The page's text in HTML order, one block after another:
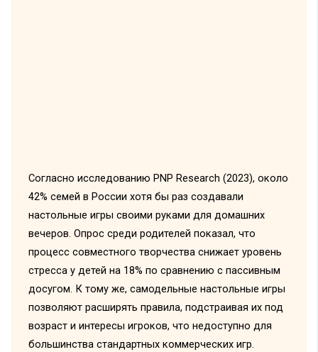
Согласно исследованию PNP Research (2023), около
42% семей в России хотя бы раз создавали
настольные игры своими руками для домашних
вечеров. Опрос среди родителей показал, что
процесс совместного творчества снижает уровень
стресса у детей на 18% по сравнению с пассивным
досугом. К тому же, самодельные настольные игры
позволяют расширять правила, подстраивая их под
возраст и интересы игроков, что недоступно для
большинства стандартных коммерческих игр.